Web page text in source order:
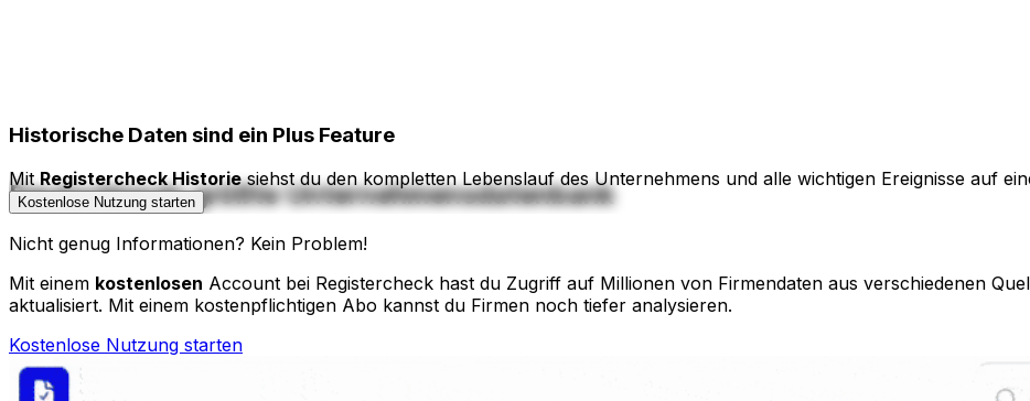
Historische Daten sind ein Plus Feature
MitRegistercheck Historie siehst du den kompletten Lebenslauf des Unternehmens und alle wichtigen Ereignisse auf
Kostenlose Nutzung starten
Deutschlands größte Unternehmensdatenbank
Nicht genug Informationen? Kein Problem!
Mit einem kostenlosen Account bei Registercheck hast du Zugriff auf Millionen von Firmendaten aus verschiedenen
aktualisiert. Mit einem kostenpflichtigen Abo kannst du Firmen noch tiefer analysieren.
Kostenlose Nutzung starten